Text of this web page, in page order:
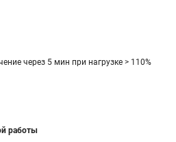
через 5 мин при нагрузке > 110%
работы